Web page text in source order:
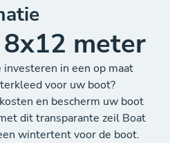
meter
in een op maat
voor uw boot?
en bescherm uw boot
dit transparante zeil Boat
wintertent voor de boot.